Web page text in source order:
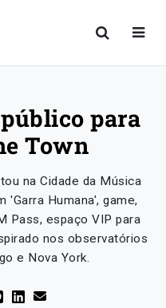
para
Town
na Cidade da Música
'Garra Humana', game,
Pass, espaço VIP para
nos observatórios
e Nova York.